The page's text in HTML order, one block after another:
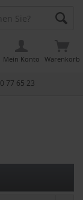
77 65 23
Warenkorb
Mein Konto